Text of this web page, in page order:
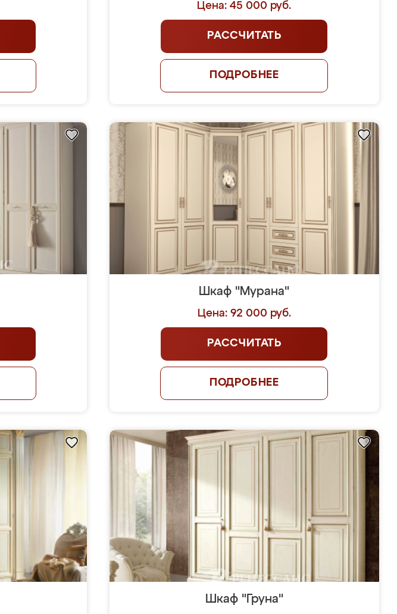
Цена: 45 000 руб.
РАССЧИТАТЬ
ПОДРОБНЕЕ
Шкаф "Мурана"
Цена: 92 000 руб.
РАССЧИТАТЬ
ПОДРОБНЕЕ
Шкаф "Груна"